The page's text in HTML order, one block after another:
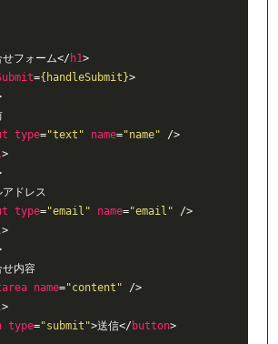
フォーム</h1>
={handleSubmit}>
type="text" name="name" />
>
type="email" name="email" />
>
name="content" />
>
type="submit">送信</button>